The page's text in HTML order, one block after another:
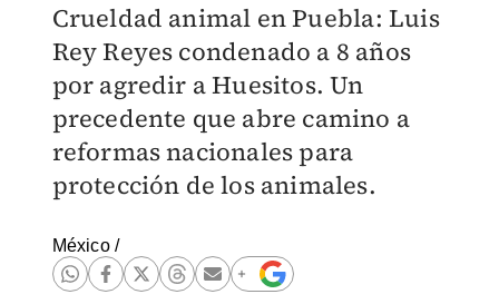
Crueldad animal en Puebla: Luis
Rey Reyes condenado a 8 años
por agredir a Huesitos. Un
precedente que abre camino a
reformas nacionales para
protección de los animales.
México/